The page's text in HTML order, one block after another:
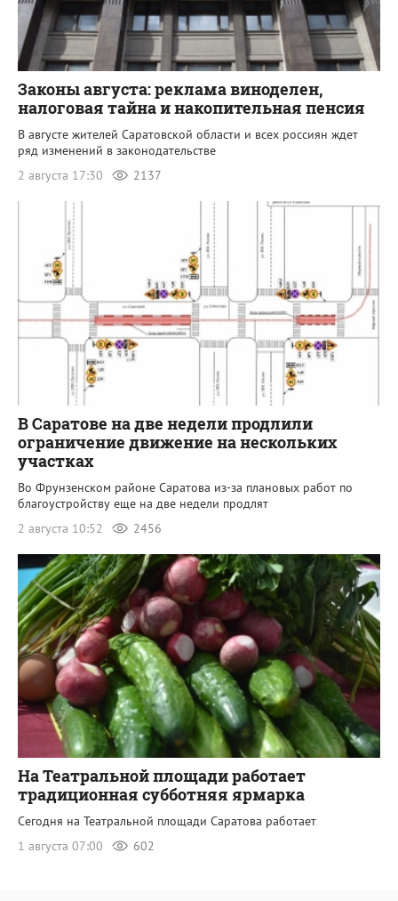
Законы августа: реклама виноделен,
налоговая тайна и накопительная пенсия
В августе жителей Саратовской области и всех россиян ждет
ряд изменений в законодательстве
2 августа 17:30
2137
В Саратове на две недели продлили
ограничение движение на нескольких
участках
Во Фрунзенском районе Саратова из-за плановых работ по
благоустройству еще на две недели продлят
2 августа 10:52
2456
На Театральной площади работает
традиционная субботняя ярмарка
Сегодня на Театральной площади Саратова работает
1 августа 07:00
602